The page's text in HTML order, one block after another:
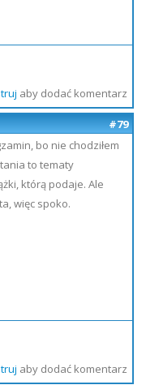
aby dodać komentarz
#79
bo nie chodziłem
to tematy
którą podaje. Ale
więc spoko.
aby dodać komentarz